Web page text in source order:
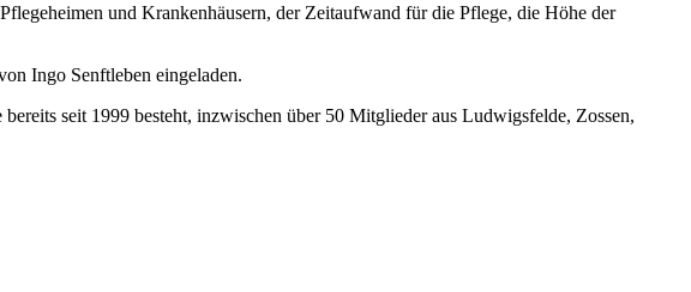
und Krankenhäusern, der Zeitaufwand für die Pflege, die Höhe der
Ingo Senftleben eingeladen.
seit 1999 besteht, inzwischen über 50 Mitglieder aus Ludwigsfelde, Zossen,